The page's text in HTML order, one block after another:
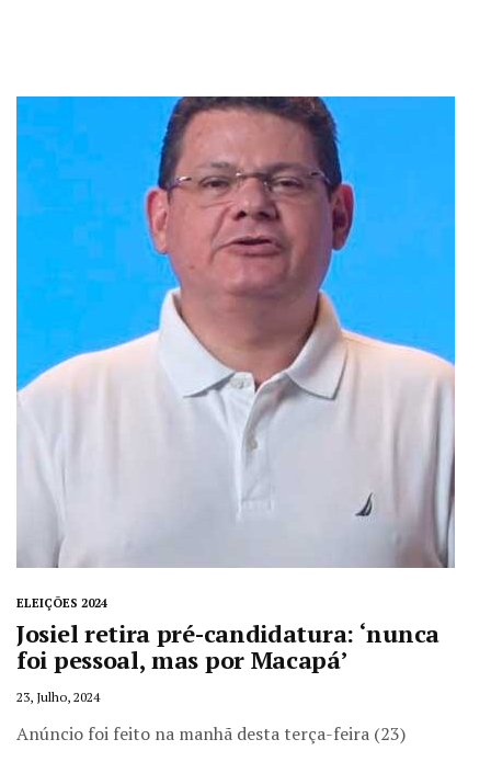
ELEIÇÕES 2024
Josiel retira pré-candidatura: ‘nunca
foi pessoal, mas por Macapá’
23, Julho, 2024
Anúncio foi feito na manhã desta terça-feira (23)